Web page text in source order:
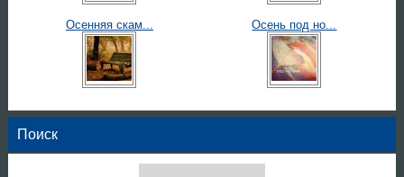
Осенняя скам... Осень под но...
Поиск